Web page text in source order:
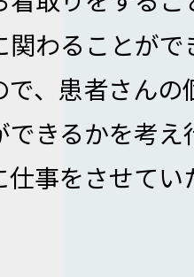
関わることが
で、患者さん
できるかを考
仕事をさせて